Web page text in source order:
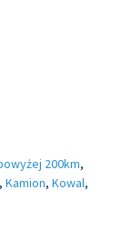
200km,
, Kamion, Kowal,